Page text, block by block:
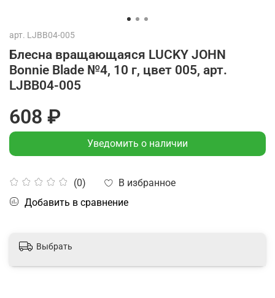
арт. LJBB04-005
Блесна вращающаяся LUCKY JOHN
Bonnie Blade №4, 10 г, цвет 005, арт.
LJBB04-005
(0)
В избранное
Добавить в сравнение
608 ₽
Уведомить о наличии
Выбрать